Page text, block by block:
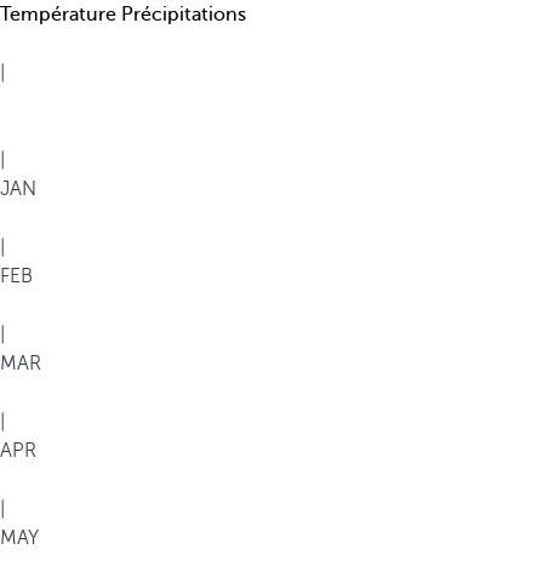
Température Précipitations
JAN
FEB
MAR
APR
MAY